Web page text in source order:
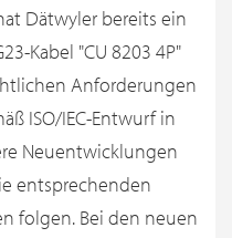
Dätwyler bereits ein
Kabel "CU 8203 4P"
Anforderungen
ISO/IEC-Entwurf in
Neuentwicklungen
entsprechenden
folgen. Bei den neuen